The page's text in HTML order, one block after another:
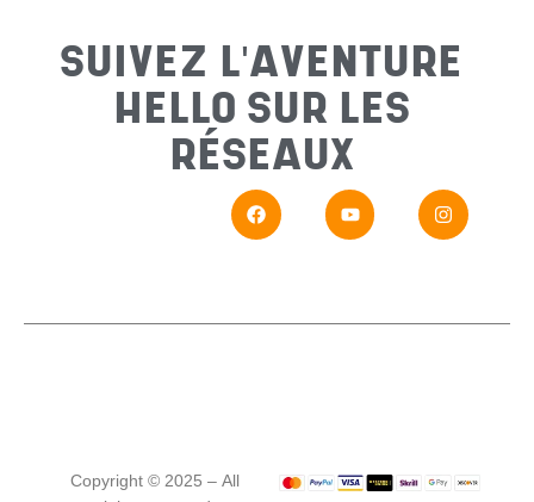
SUIVEZ L'AVENTURE
HELLO SUR LES
RÉSEAUX
Copyright © 2025 – All